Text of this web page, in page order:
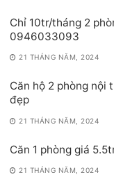
Chỉ 10tr/tháng 2
0946033093
21 THÁNG NĂM, 2024
Căn hộ 2 phòng nội
đẹp
21 THÁNG NĂM, 2024
Căn 1 phòng giá
21 THÁNG NĂM, 2024